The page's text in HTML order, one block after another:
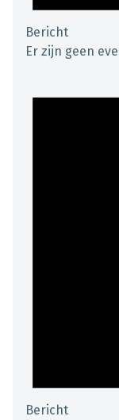
Bericht
Er zijn geen
Bericht